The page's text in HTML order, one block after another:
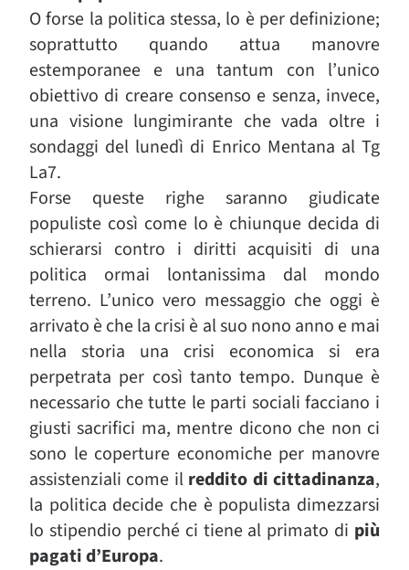
O forse la politica stessa, lo è per definizione;
soprattutto quando attua manovre
estemporanee e una tantum con l’unico
obiettivo di creare consenso e senza, invece,
una visione lungimirante che vada oltre i
sondaggi del lunedì di Enrico Mentana al Tg
La7.
Forse queste righe saranno giudicate
populiste così come lo è chiunque decida di
schierarsi contro i diritti acquisiti di una
politica ormai lontanissima dal mondo
terreno. L’unico vero messaggio che oggi è
arrivato è che la crisi è al suo nono anno e mai
nella storia una crisi economica si era
perpetrata per così tanto tempo. Dunque è
necessario che tutte le parti sociali facciano i
giusti sacrifici ma, mentre dicono che non ci
sono le coperture economiche per manovre
assistenziali come il reddito di cittadinanza,
la politica decide che è populista dimezzarsi
lo stipendio perché ci tiene al primato di più
pagati d’Europa.